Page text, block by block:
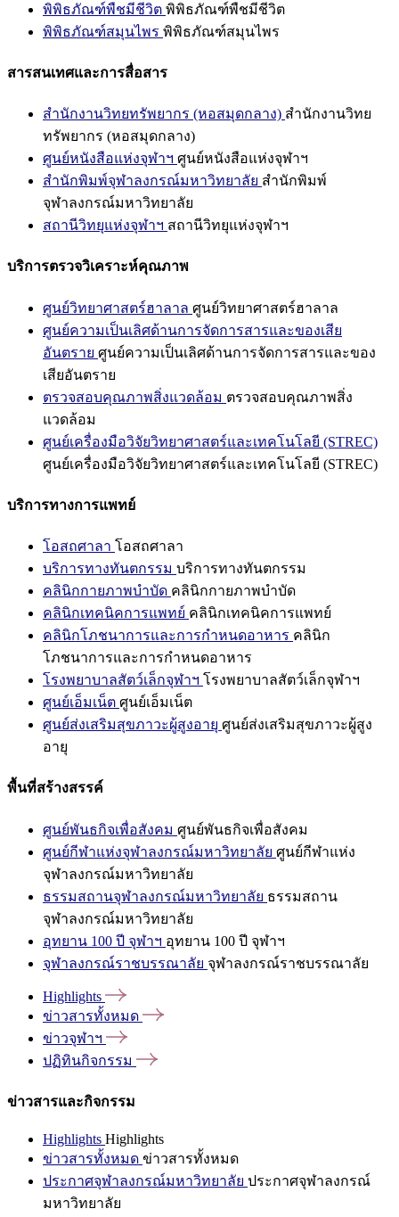
พิพิธภัณฑ์พืชมีชีวิต พิพิธภัณฑ์พืชมีชีวิต
พิพิธภัณฑ์สมุนไพร พิพิธภัณฑ์สมุนไพร
สารสนเทศและการสื่อสาร
สำนักงานวิทยทรัพยากร (หอสมุดกลาง) สำนักงานวิทย
ทรัพยากร (หอสมุดกลาง)
ศูนย์หนังสือแห่งจุฬาฯ ศูนย์หนังสือแห่งจุฬาฯ
สำนักพิมพ์จุฬาลงกรณ์มหาวิทยาลัย สำนักพิมพ์
จุฬาลงกรณ์มหาวิทยาลัย
สถานีวิทยุแห่งจุฬาฯ สถานีวิทยุแห่งจุฬาฯ
บริการตรวจวิเคราะห์คุณภาพ
ศูนย์วิทยาศาสตร์ฮาลาล ศูนย์วิทยาศาสตร์ฮาลาล
ศูนย์ความเป็นเลิศด้านการจัดการสารและของเสีย
อันตราย ศูนย์ความเป็นเลิศด้านการจัดการสารและของ
เสียอันตราย
ตรวจสอบคุณภาพสิ่งแวดล้อม ตรวจสอบคุณภาพสิ่ง
แวดล้อม
ศูนย์เครื่องมือวิจัยวิทยาศาสตร์และเทคโนโลยี (STREC)
ศูนย์เครื่องมือวิจัยวิทยาศาสตร์และเทคโนโลยี (STREC)
บริการทางการแพทย์
โอสถศาลา โอสถศาลา
บริการทางทันตกรรม บริการทางทันตกรรม
คลินิกกายภาพบำบัด คลินิกกายภาพบำบัด
คลินิกเทคนิคการแพทย์ คลินิกเทคนิคการแพทย์
คลินิกโภชนาการและการกำหนดอาหาร คลินิก
โภชนาการและการกำหนดอาหาร
โรงพยาบาลสัตว์เล็กจุฬาฯ โรงพยาบาลสัตว์เล็กจุฬาฯ
ศูนย์เอ็มเน็ต ศูนย์เอ็มเน็ต
ศูนย์ส่งเสริมสุขภาวะผู้สูงอายุ ศูนย์ส่งเสริมสุขภาวะผู้สูง
อายุ
พื้นที่สร้างสรรค์
ศูนย์พันธกิจเพื่อสังคม ศูนย์พันธกิจเพื่อสังคม
ศูนย์กีฬาแห่งจุฬาลงกรณ์มหาวิทยาลัย ศูนย์กีฬาแห่ง
จุฬาลงกรณ์มหาวิทยาลัย
ธรรมสถานจุฬาลงกรณ์มหาวิทยาลัย ธรรมสถาน
จุฬาลงกรณ์มหาวิทยาลัย
อุทยาน 100 ปี จุฬาฯ อุทยาน 100 ปี จุฬาฯ
จุฬาลงกรณ์ราชบรรณาลัย จุฬาลงกรณ์ราชบรรณาลัย
Highlights
ข่าวสารทั้งหมด
ข่าวจุฬาฯ
ปฏิทินกิจกรรม
ข่าวสารและกิจกรรม
Highlights Highlights
ข่าวสารทั้งหมด ข่าวสารทั้งหมด
ประกาศจุฬาลงกรณ์มหาวิทยาลัย ประกาศจุฬาลงกรณ์
มหาวิทยาลัย